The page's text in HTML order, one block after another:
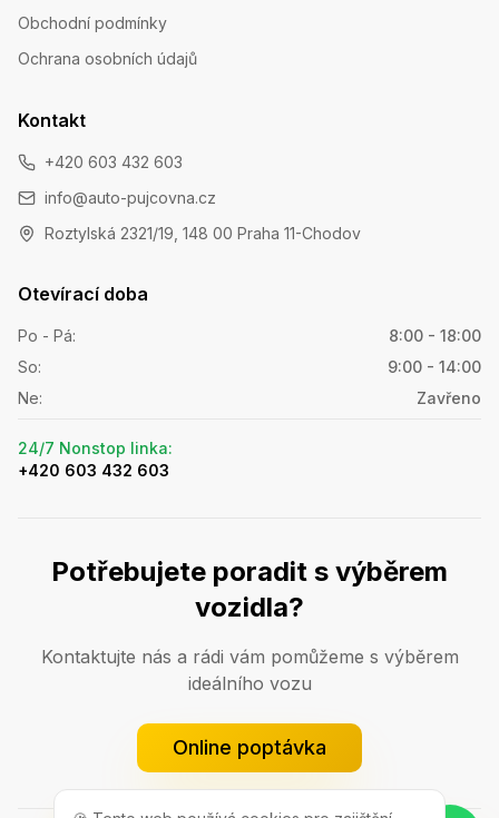
Obchodní podmínky
Ochrana osobních údajů
Kontakt
+420 603 432 603
info@auto-pujcovna.cz
Roztylská 2321/19, 148 00 Praha 11-Chodov
Otevírací doba
Po - Pá:
8:00 - 18:00
So:
9:00 - 14:00
Ne: Zavřeno
24/7 Nonstop linka:
+420 603 432 603
Potřebujete poradit s výběrem
vozidla?
Kontaktujte nás a rádi vám pomůžeme s výběrem
ideálního vozu
Online poptávka